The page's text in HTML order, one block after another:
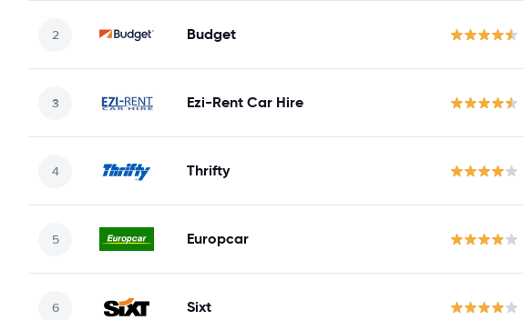
Budget
Ezi-Rent Car Hire
Thrifty
Europcar
Sixt